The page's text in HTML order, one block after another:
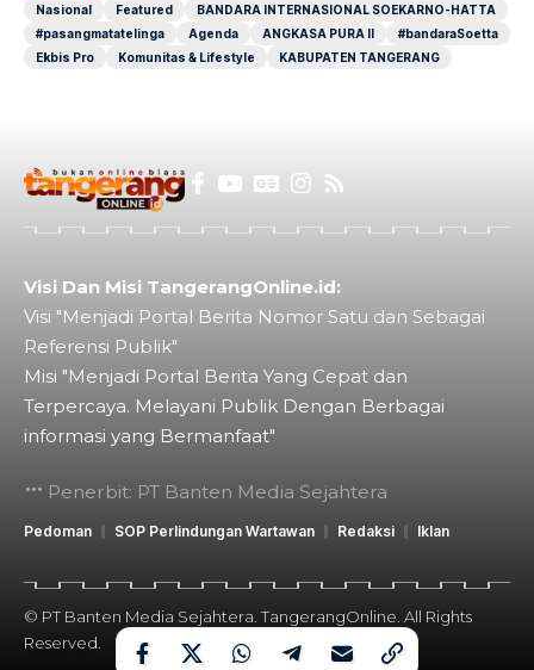
Nasional
Featured
BANDARA INTERNASIONAL SOEKARNO-HATTA
#pasangmatatelinga
Agenda ANGKASA PURA II
#bandaraSoetta
Ekbis Pro
Komunitas & Lifestyle KABUPATEN TANGERANG
Visi Dan Misi TangerangOnline.id:
Visi "Menjadi Portal Berita Nomor Satu dan Sebagai
Referensi Publik"
Misi "Menjadi Portal Berita Yang Cepat dan
Terpercaya. Melayani Publik Dengan Berbagai
informasi yang Bermanfaat"
Penerbit: PT Banten Media Sejahtera
Pedoman SOP Perlindungan Wartawan Redaksi Iklan
© PT Banten Media Sejahtera. TangerangOnline. All Rights
Reserved.